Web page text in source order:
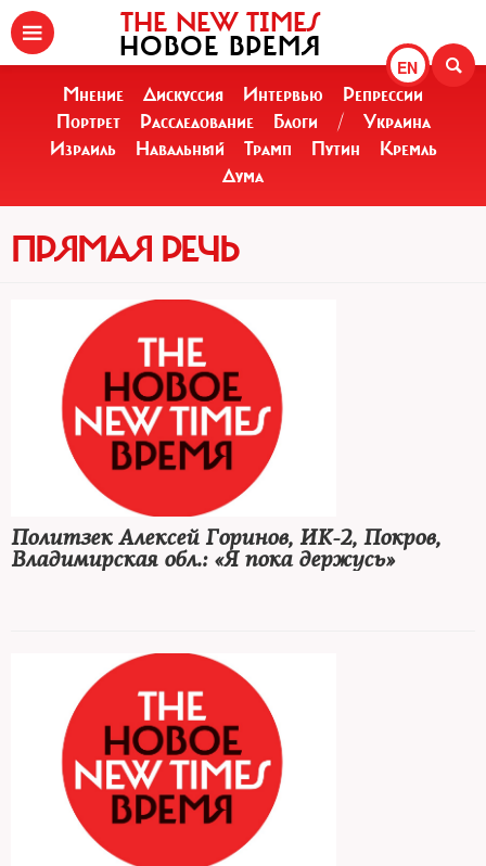
EN
THE NEW TIMES
НОВОЕ ВРЕМЯ
Мнение Дискуссия Интервью
Репрессии
Портрет
Расследование Блоги /
Украина
Израиль
Навальный Трамп Путин
Кремль
Дума
ПРЯМАЯ РЕЧЬ
Политзек Алексей Горинов, ИК-2, Покров,
Владимирская обл.: «Я пока держусь»